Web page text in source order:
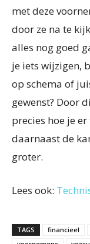
met deze
door ze na te
alles nog goed
je iets wijzigen,
op schema of
gewenst? Door
precies hoe je
daarnaast de
groter.
Lees ook:
TAGS financieel